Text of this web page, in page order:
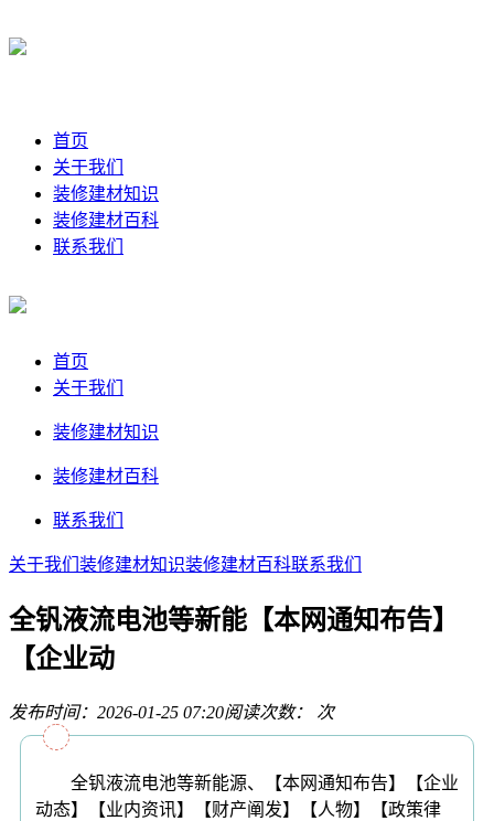
首页
关于我们
装修建材知识
装修建材百科
联系我们
首页
关于我们
装修建材知识
装修建材百科
联系我们
关于我们 装修建材知识装修建材百科联系我们
全钒液流电池等新能【本网通知布告】
【企业动
发布时间：2026-01-25 07:20阅读次数： 次
全钒液流电池等新能源、【本网通知布告】【企业
动态】【业内资讯】【财产阐发】【人物】【政策律